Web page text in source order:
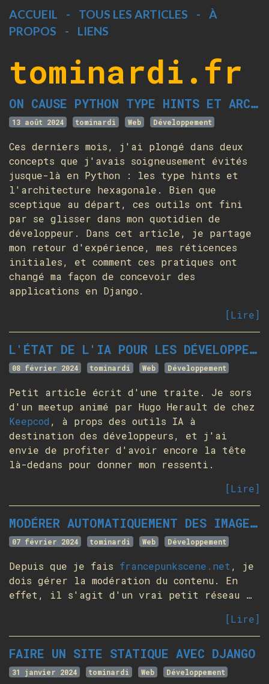
ACCUEIL - TOUS LES ARTICLES -
À
PROPOS
- LIENS
tominardi.fr
ON CAUSE PYTHON TYPE HINTS ET ARCHITECTURE HEXAGONALE DANS DJANGO
13 août 2024 tominardi Web Développement
Ces derniers mois, j'ai plongé dans deux
concepts que j'avais soigneusement évités
jusque-là en Python : les type hints et
l'architecture hexagonale. Bien que
sceptique au départ, ces outils ont fini
par se glisser dans mon quotidien de
développeur. Dans cet article, je partage
mon retour d'expérience, mes réticences
initiales, et comment ces pratiques ont
changé ma façon de concevoir des
applications en Django.
[Lire]
L'ÉTAT DE L'IA POUR LES DÉVELOPPEURS
08 février 2024 tominardi Web Développement
Petit article écrit d'une traite. Je sors
d'un meetup animé par Hugo Herault de chez
Keepcod , à props des outils IA à
destination des développeurs, et j'ai
envie de profiter d'avoir encore la tête
là-dedans pour donner mon ressenti.
[Lire]
MODÉRER AUTOMATIQUEMENT DES IMAGES EN PYTHON AVEC NUDENET
07 février 2024 tominardi Web Développement
Depuis que je fais francepunkscene.net , je
dois gérer la modération du contenu. En
effet, il s'agit d'un vrai petit réseau …
[Lire]
FAIRE UN SITE STATIQUE AVEC DJANGO
31 janvier 2024 tominardi Web Développement